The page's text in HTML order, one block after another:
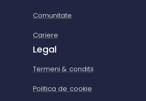
Comunitate
Cariere
Legal
Termeni & condiții
Politica de cookie